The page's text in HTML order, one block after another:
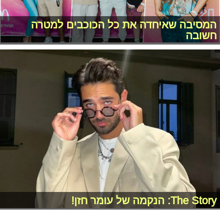
המסיבה שאיחדה את כל הכוכבים למטרה
חשובה
The Story: הנקמה של עומר חזן!